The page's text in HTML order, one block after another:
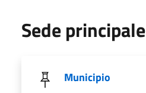
Sede principale
Municipio